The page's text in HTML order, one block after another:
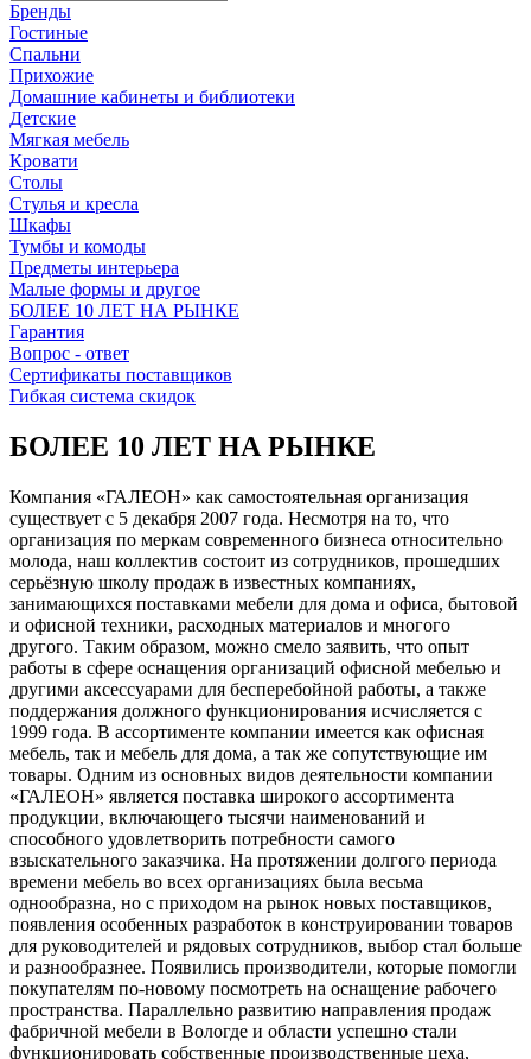
Бренды
Гостиные
Спальни
Прихожие
Домашние кабинеты и библиотеки
Детские
Мягкая мебель
Кровати
Столы
Стулья и кресла
Шкафы
Тумбы и комоды
Предметы интерьера
Малые формы и другое
БОЛЕЕ 10 ЛЕТ НА РЫНКЕ
Гарантия
Вопрос - ответ
Сертификаты поставщиков
Гибкая система скидок
БОЛЕЕ 10 ЛЕТ НА РЫНКЕ
Компания «ГАЛЕОН» как самостоятельная организация
существует с 5 декабря 2007 года. Несмотря на то, что
организация по меркам современного бизнеса относительно
молода, наш коллектив состоит из сотрудников, прошедших
серьёзную школу продаж в известных компаниях,
занимающихся поставками мебели для дома и офиса, бытовой
и офисной техники, расходных материалов и многого
другого. Таким образом, можно смело заявить, что опыт
работы в сфере оснащения организаций офисной мебелью и
другими аксессуарами для бесперебойной работы, а также
поддержания должного функционирования исчисляется с
1999 года. В ассортименте компании имеется как офисная
мебель, так и мебель для дома, а так же сопутствующие им
товары. Одним из основных видов деятельности компании
«ГАЛЕОН» является поставка широкого ассортимента
продукции, включающего тысячи наименований и
способного удовлетворить потребности самого
взыскательного заказчика. На протяжении долгого периода
времени мебель во всех организациях была весьма
однообразна, но с приходом на рынок новых поставщиков,
появления особенных разработок в конструировании товаров
для руководителей и рядовых сотрудников, выбор стал больше
и разнообразнее. Появились производители, которые помогли
покупателям по-новому посмотреть на оснащение рабочего
пространства. Параллельно развитию направления продаж
фабричной мебели в Вологде и области успешно стали
функционировать собственные производственные цеха,